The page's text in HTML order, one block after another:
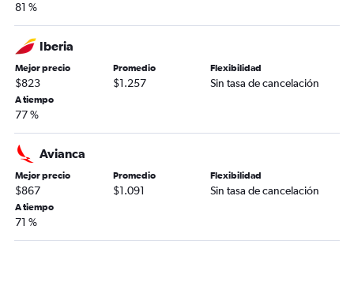
81 %
Iberia
Mejor precio
$823
Promedio
$1.257
Flexibilidad
Sin tasa de cancelación
A tiempo
77 %
Avianca
Mejor precio
$867
Promedio
$1.091
Flexibilidad
Sin tasa de cancelación
A tiempo
71 %